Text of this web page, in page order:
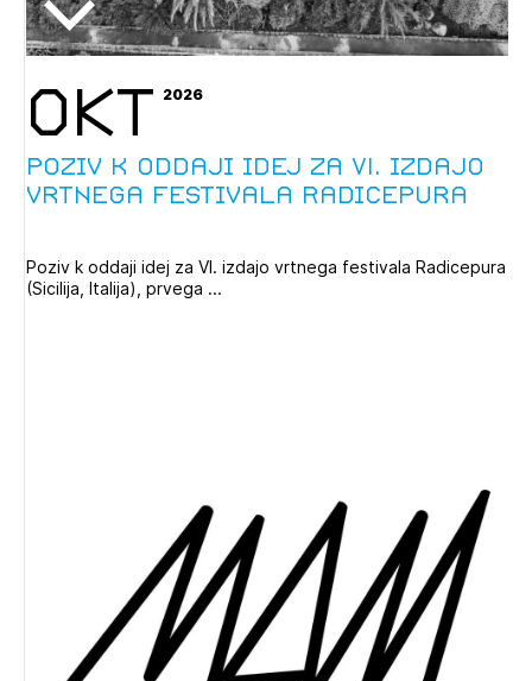
OKT 2026
Poziv k oddaji idej za VI. izdajo
vrtnega festivala Radicepura
Poziv k oddaji idej za VI. izdajo vrtnega festivala Radicepura
(Sicilija, Italija), prvega ...